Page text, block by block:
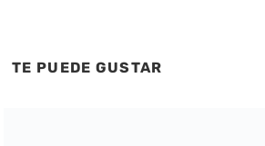
TE PUEDE GUSTAR